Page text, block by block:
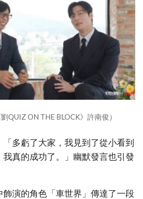
QUIZ ON THE BLOCK》許南俊）
多虧了大家，我見到了從小看到
我真的成功了。」幽默發言也引發
飾演的角色「車世界」傳達了一段